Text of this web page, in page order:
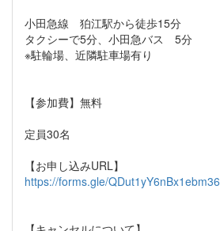
小田急線 狛江駅から徒歩15分
タクシーで5分、小田急バス 5分
※駐輪場、近隣駐車場有り
【参加費】無料
定員30名
【お申し込みURL】
https://forms.gle/QDut1yY6nBx1ebm36